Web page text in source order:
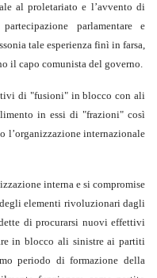
al proletariato e l’avvento di
parlamentare e
tale esperienza finì in farsa,
il capo comunista del governo.
di "fusioni" in blocco con ali
in essi di "frazioni" così
l’organizzazione internazionale
interna e si compromise
elementi rivoluzionari dagli
di procurarsi nuovi effettivi
in blocco ali sinistre ai partiti
periodo di formazione della